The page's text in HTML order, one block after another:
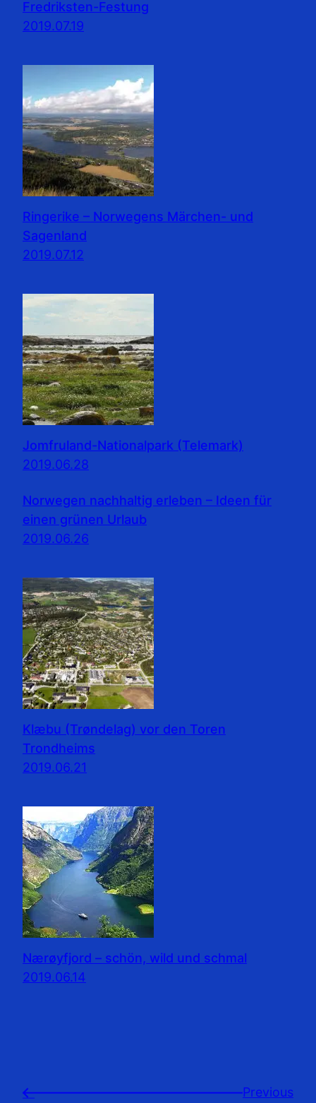
Fredriksten-Festung
2019.07.19
Ringerike – Norwegens Märchen- und
Sagenland
2019.07.12
Jomfruland-Nationalpark (Telemark)
2019.06.28
Norwegen nachhaltig erleben – Ideen für
einen grünen Urlaub
2019.06.26
Klæbu (Trøndelag) vor den Toren
Trondheims
2019.06.21
Nærøyfjord – schön, wild und schmal
2019.06.14
←
Previousㅤ